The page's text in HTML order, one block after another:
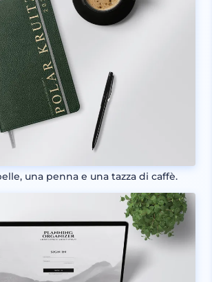
una penna e una tazza di caffè.